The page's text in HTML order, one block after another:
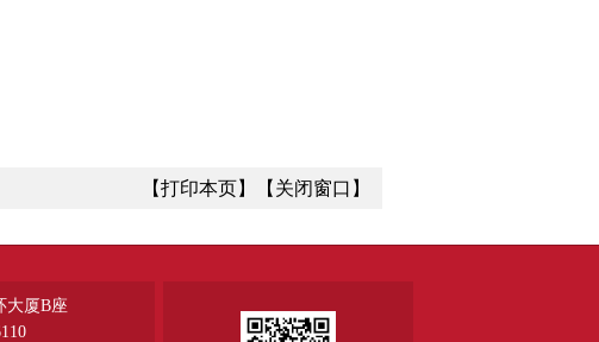
【打印本页】 【关闭窗口】
大厦B座